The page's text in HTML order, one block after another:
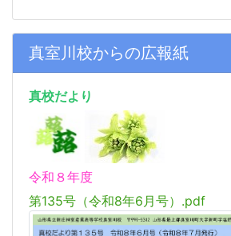
真室川校からの広報紙
真校だより
令和８年度
第135号（令和8年6月号）.pdf